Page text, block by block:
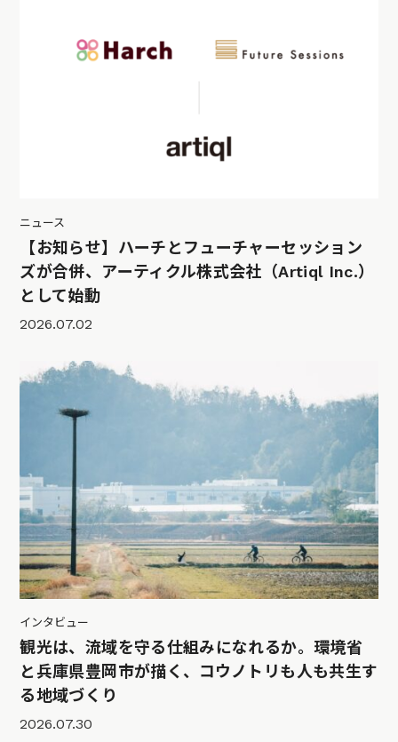
ニュース
【お知らせ】ハーチとフューチャーセッション
ズが合併、アーティクル株式会社（Artiql Inc.）
として始動
2026.07.02
インタビュー
観光は、流域を守る仕組みになれるか。環境省
と兵庫県豊岡市が描く、コウノトリも人も共生す
る地域づくり
2026.07.30